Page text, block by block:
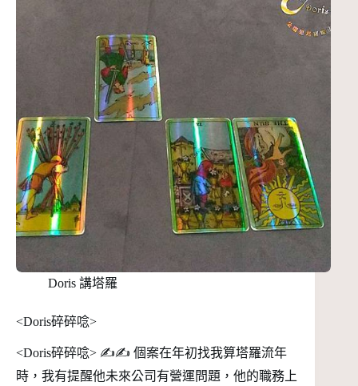
Doris 講塔羅
<Doris碎碎唸>
<Doris碎碎唸> ✍️✍️ 個案在年初找我算塔羅流年
時，我有提醒他未來公司有營運問題，他的職務上